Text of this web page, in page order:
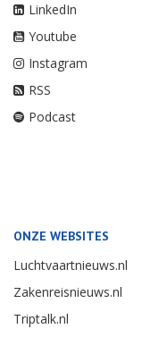
LinkedIn
Youtube
Instagram
RSS
Podcast
ONZE WEBSITES
Luchtvaartnieuws.nl
Zakenreisnieuws.nl
Triptalk.nl